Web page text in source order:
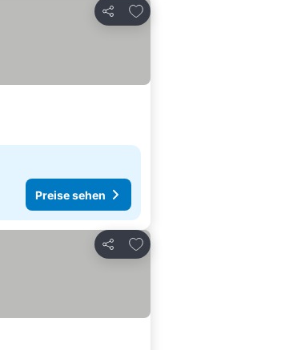
Teilen
Zu Favoriten hinzufügen
Preise sehen
Teilen
Zu Favoriten hinzufügen